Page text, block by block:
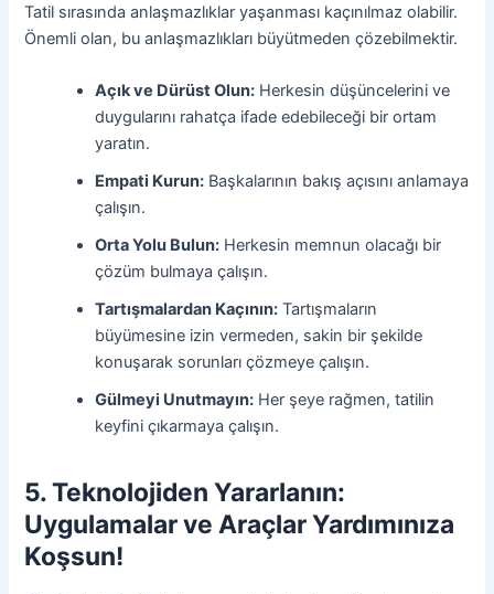
Tatil sırasında anlaşmazlıklar yaşanması kaçınılmaz olabilir.
Önemli olan, bu anlaşmazlıkları büyütmeden çözebilmektir.
Açık ve Dürüst Olun: Herkesin düşüncelerini ve
duygularını rahatça ifade edebileceği bir ortam
yaratın.
Empati Kurun: Başkalarının bakış açısını anlamaya
çalışın.
Orta Yolu Bulun: Herkesin memnun olacağı bir
çözüm bulmaya çalışın.
Tartışmalardan Kaçının: Tartışmaların
büyümesine izin vermeden, sakin bir şekilde
konuşarak sorunları çözmeye çalışın.
Gülmeyi Unutmayın: Her şeye rağmen, tatilin
keyfini çıkarmaya çalışın.
5. Teknolojiden Yararlanın:
Uygulamalar ve Araçlar Yardımınıza
Koşsun!